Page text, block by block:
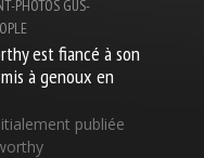
PHOTOS GUS-
est fiancé à son
à genoux en
publiée